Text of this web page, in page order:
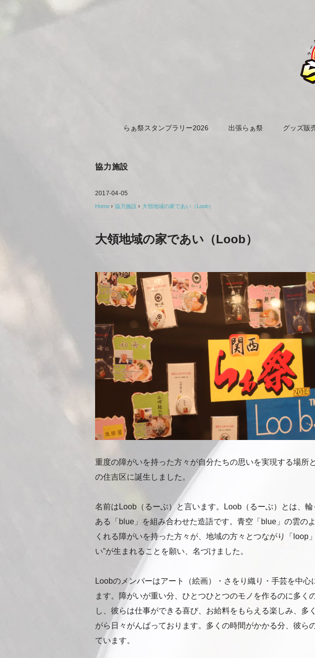
らぁ祭スタンプラリー2026 出張らぁ祭 グッズ販
協力施設
2017-04-05
Home › 協力施設 › 大領地域の家であい（Loob）
大領地域の家であい（Loob）
重度の障がいを持った方々が自分たちの思いを実現する場所
の住吉区に誕生しました。
名前はLoob（るーぶ）と言います。Loob（るーぶ）とは、
ある「blue」を組み合わせた造語です。青空「blue」の雲の
くれる障がいを持った方々が、地域の方々とつながり「loop
い”が生まれることを願い、名づけました。
Loobのメンバーはアート（絵画）・さをり織り・手芸を中心
ます。障がいが重い分、ひとつひとつのモノを作るのに多く
し、彼らは仕事ができる喜び、お給料をもらえる楽しみ、多
がら日々がんばっております。多くの時間がかかる分、彼ら
ています。